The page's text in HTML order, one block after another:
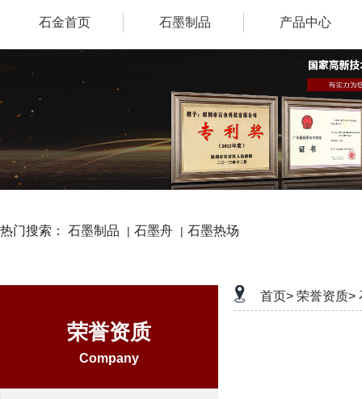
石金首页 石墨制品 产品中心
热门搜索： 石墨制品 | 石墨舟 | 石墨热场
荣誉资质
Company
首页> 荣誉资质>